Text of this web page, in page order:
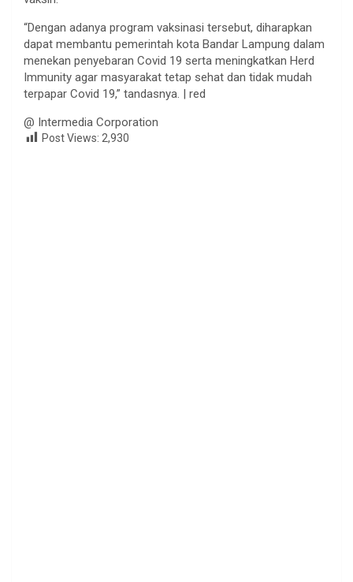
“Dengan adanya program vaksinasi tersebut, diharapkan
dapat membantu pemerintah kota Bandar Lampung dalam
menekan penyebaran Covid 19 serta meningkatkan Herd
Immunity agar masyarakat tetap sehat dan tidak mudah
terpapar Covid 19,” tandasnya. | red
@ Intermedia Corporation
Post Views: 2,930